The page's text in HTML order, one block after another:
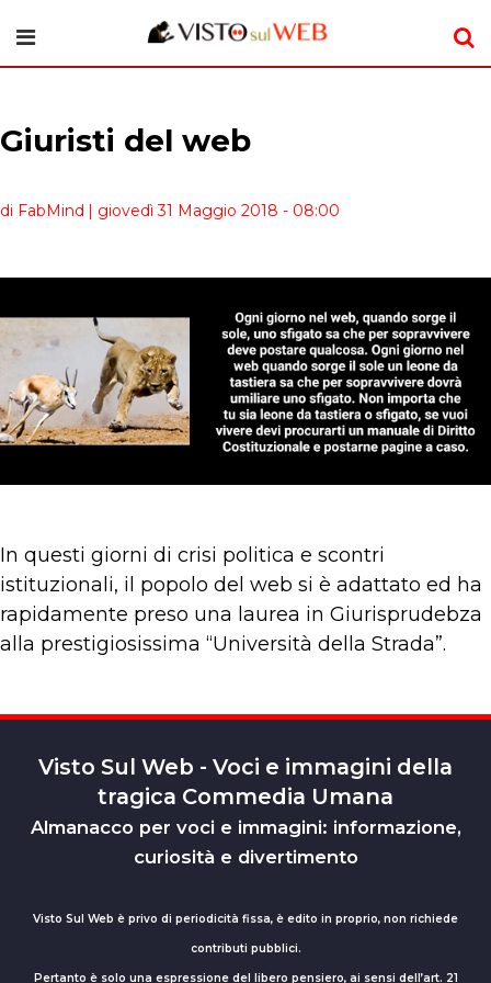
Giuristi del web
di FabMind | giovedì 31 Maggio 2018 - 08:00
In questi giorni di crisi politica e scontri
istituzionali, il popolo del web si è adattato ed ha
rapidamente preso una laurea in Giurisprudebza
alla prestigiosissima “Università della Strada”.
Visto Sul Web - Voci e immagini della
tragica Commedia Umana
Almanacco per voci e immagini: informazione,
curiosità e divertimento
Visto Sul Web è privo di periodicità fissa, è edito in proprio, non richiede
contributi pubblici.
Pertanto è solo una espressione del libero pensiero, ai sensi dell’art. 21